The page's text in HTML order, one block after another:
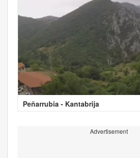
Peñarrubia - Kantabrija
Advertisement